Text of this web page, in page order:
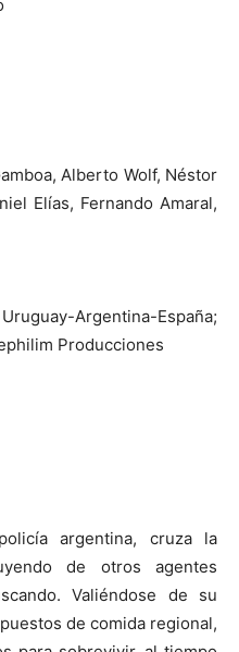
Alberto Wolf, Néstor
Elías, Fernando Amaral,
Argentina-España;
Producciones
argentina, cruza la
de otros agentes
Valiéndose de su
de comida regional,